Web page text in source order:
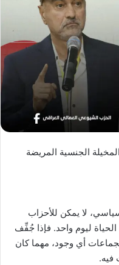
الجنسية المريضة
لا يمكن للأحزاب
ليوم واحد. فإذا جُفِّف
أي وجود، مهما كان
فيه.